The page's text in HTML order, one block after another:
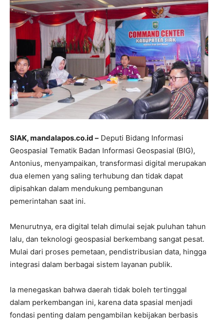
SIAK, mandalapos.co.id – Deputi Bidang Informasi
Geospasial Tematik Badan Informasi Geospasial (BIG),
Antonius, menyampaikan, transformasi digital merupakan
dua elemen yang saling terhubung dan tidak dapat
dipisahkan dalam mendukung pembangunan
pemerintahan saat ini.
Menurutnya, era digital telah dimulai sejak puluhan tahun
lalu, dan teknologi geospasial berkembang sangat pesat.
Mulai dari proses pemetaan, pendistribusian data, hingga
integrasi dalam berbagai sistem layanan publik.
Ia menegaskan bahwa daerah tidak boleh tertinggal
dalam perkembangan ini, karena data spasial menjadi
fondasi penting dalam pengambilan kebijakan berbasis